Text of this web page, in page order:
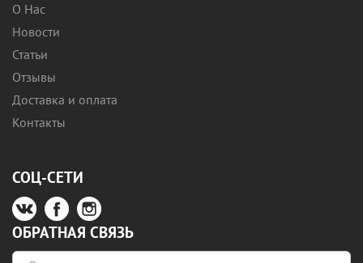
О Нас
Новости
Статьи
Отзывы
Доставка и оплата
Контакты
СОЦ-СЕТИ
ОБРАТНАЯ СВЯЗЬ